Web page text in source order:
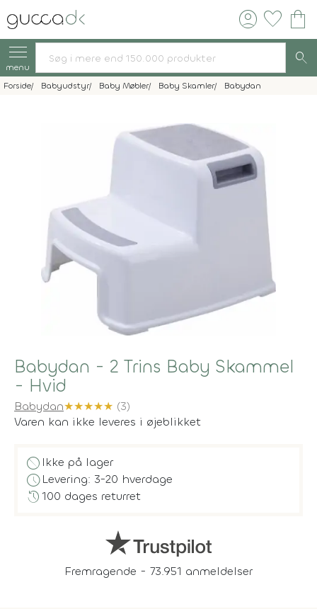
account_circle favorite shopping_bag
menu search
Forside Babyudstyr Baby Møbler Baby Skamler Babydan
Babydan - 2 Trins Baby Skammel
- Hvid
Babydan★★★★★ (3)
Varen kan ikke leveres i øjeblikket
block Ikke på lager
scheduleLevering: 3-20 hverdage
history100 dages returret
Fremragende - 73.951 anmeldelser